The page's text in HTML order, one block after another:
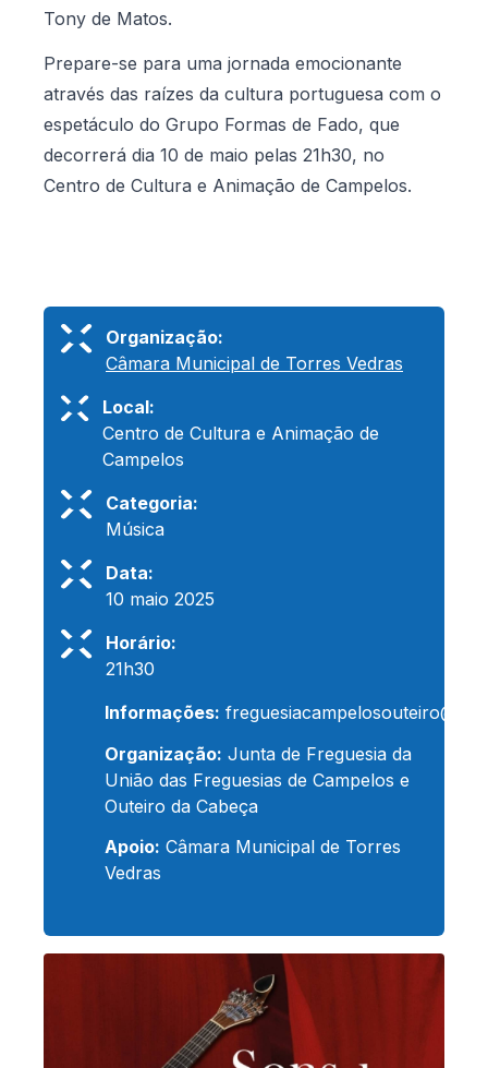
Tony de Matos.
Prepare-se para uma jornada emocionante
através das raízes da cultura portuguesa com o
espetáculo do Grupo Formas de Fado, que
decorrerá dia 10 de maio pelas 21h30, no
Centro de Cultura e Animação de Campelos.
Organização:
Câmara Municipal de Torres Vedras
Local:
Centro de Cultura e Animação de
Campelos
Categoria:
Música
Data:
10 maio 2025
Horário:
21h30
Informações:
Organização: Junta de Freguesia da
União das Freguesias de Campelos e
Outeiro da Cabeça
Apoio: Câmara Municipal de Torres
Vedras